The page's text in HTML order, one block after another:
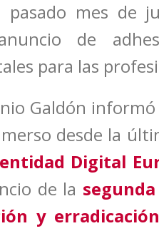
pasado mes de
de
para las
Galdón
desde la
Digital
de la
y